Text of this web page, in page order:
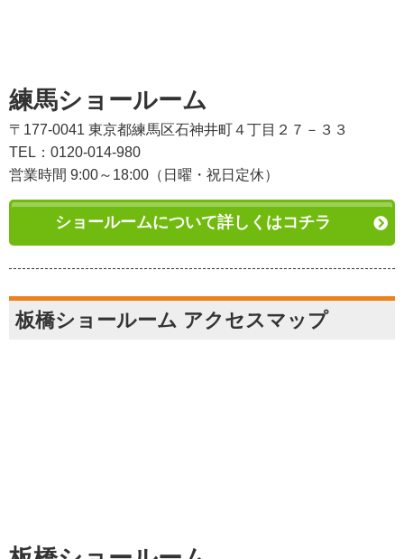
練馬ショールーム
〒177-0041 東京都練馬区石神井町４丁目２７－３３
TEL：0120-014-980
営業時間 9:00～18:00（日曜・祝日定休）
ショールームについて詳しくはコチラ
板橋ショールーム アクセスマップ